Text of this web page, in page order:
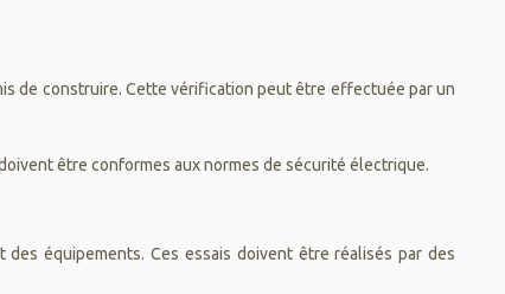
de construire. Cette vérification peut être effectuée par un
être conformes aux normes de sécurité électrique.
équipements. Ces essais doivent être réalisés par des